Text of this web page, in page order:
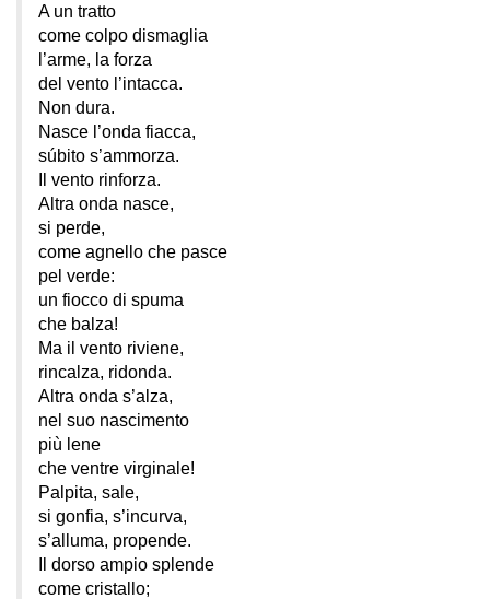
A un tratto
come colpo dismaglia
l’arme, la forza
del vento l’intacca.
Non dura.
Nasce l’onda fiacca,
súbito s’ammorza.
Il vento rinforza.
Altra onda nasce,
si perde,
come agnello che pasce
pel verde:
un fiocco di spuma
che balza!
Ma il vento riviene,
rincalza, ridonda.
Altra onda s’alza,
nel suo nascimento
più lene
che ventre virginale!
Palpita, sale,
si gonfia, s’incurva,
s’alluma, propende.
Il dorso ampio splende
come cristallo;